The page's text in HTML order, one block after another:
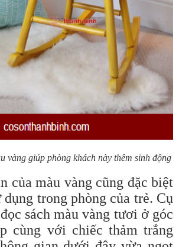
vàng giúp phòng khách này thêm sinh động
của màu vàng cũng đặc biệt
dụng trong phòng của trẻ. Cụ
sách màu vàng tươi ở góc
cùng với chiếc thảm trắng